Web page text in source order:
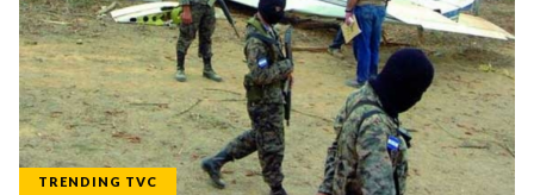
TRENDING TVC